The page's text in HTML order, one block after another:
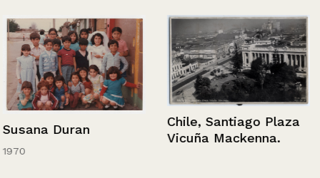
Susana Duran
1970
Chile, Santiago Plaza
Vicuña Mackenna.